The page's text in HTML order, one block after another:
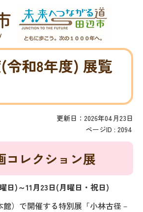
令和8年度) 展覧
更新日：2026年04月23日
ページID : 2094
コレクション展
日)～11月23日(月曜日・祝日)
）で開催する特別展「小林古径－